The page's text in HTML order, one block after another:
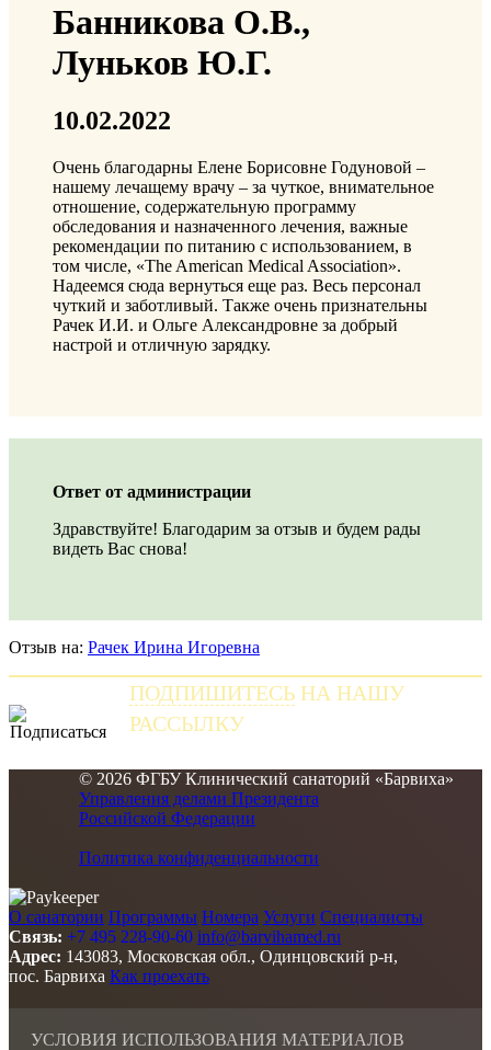
Банникова О.В.,
Луньков Ю.Г.
10.02.2022
Очень благодарны Елене Борисовне Годуновой –
нашему лечащему врачу – за чуткое, внимательное
отношение, содержательную программу
обследования и назначенного лечения, важные
рекомендации по питанию с использованием, в
том числе, «The American Medical Association».
Надеемся сюда вернуться еще раз. Весь персонал
чуткий и заботливый. Также очень признательны
Рачек И.И. и Ольге Александровне за добрый
настрой и отличную зарядку.
Ответ от администрации
Здравствуйте! Благодарим за отзыв и будем рады
видеть Вас снова!
Отзыв на: Рачек Ирина Игоревна
ПОДПИШИТЕСЬ НА НАШУ
РАССЫЛКУ
© 2026 ФГБУ Клинический санаторий «Барвиха»
Управления делами Президента
Российской Федерации
Политика конфиденциальности
О санатории Программы Номера Услуги Специалисты
Связь: +7 495 228-90-60 info@barvihamed.ru
Адрес: 143083, Московская обл., Одинцовский р-н,
пос. Барвиха Как проехать
УСЛОВИЯ ИСПОЛЬЗОВАНИЯ МАТЕРИАЛОВ